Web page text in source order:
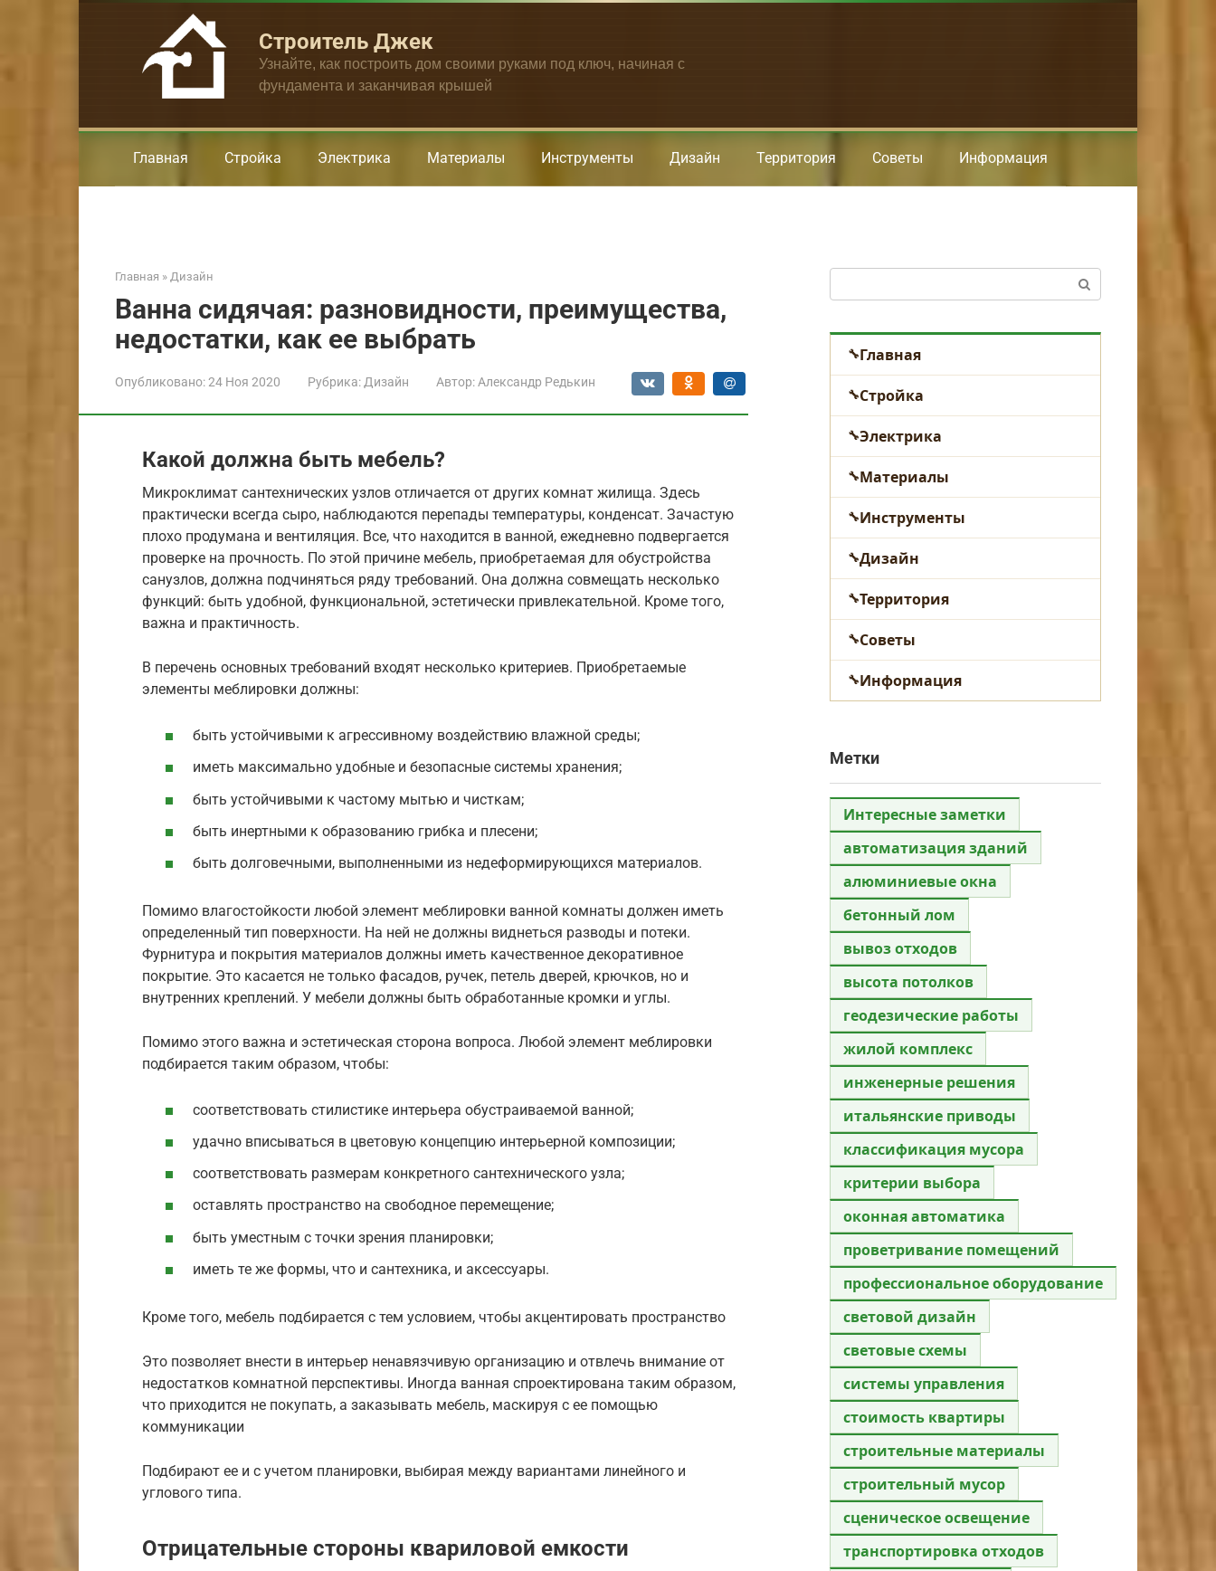
Строитель Джек
Узнайте, как построить дом своими руками под ключ, начиная с
фундамента и заканчивая крышей
Главная Стройка Электрика Материалы Инструменты Дизайн Территория Советы Информация
Главная » Дизайн
Ванна сидячая: разновидности, преимущества,
недостатки, как ее выбрать
Опубликовано:24 Ноя 2020 Рубрика: Дизайн Автор: Александр Редькин
Какой должна быть мебель?
Микроклимат сантехнических узлов отличается от других комнат жилища. Здесь
практически всегда сыро, наблюдаются перепады температуры, конденсат. Зачастую
плохо продумана и вентиляция. Все, что находится в ванной, ежедневно подвергается
проверке на прочность. По этой причине мебель, приобретаемая для обустройства
санузлов, должна подчиняться ряду требований. Она должна совмещать несколько
функций: быть удобной, функциональной, эстетически привлекательной. Кроме того,
важна и практичность.
В перечень основных требований входят несколько критериев. Приобретаемые
элементы меблировки должны:
быть устойчивыми к агрессивному воздействию влажной среды;
иметь максимально удобные и безопасные системы хранения;
быть устойчивыми к частому мытью и чисткам;
быть инертными к образованию грибка и плесени;
быть долговечными, выполненными из недеформирующихся материалов.
Помимо влагостойкости любой элемент меблировки ванной комнаты должен иметь
определенный тип поверхности. На ней не должны виднеться разводы и потеки.
Фурнитура и покрытия материалов должны иметь качественное декоративное
покрытие. Это касается не только фасадов, ручек, петель дверей, крючков, но и
внутренних креплений. У мебели должны быть обработанные кромки и углы.
Помимо этого важна и эстетическая сторона вопроса. Любой элемент меблировки
подбирается таким образом, чтобы:
соответствовать стилистике интерьера обустраиваемой ванной;
удачно вписываться в цветовую концепцию интерьерной композиции;
соответствовать размерам конкретного сантехнического узла;
оставлять пространство на свободное перемещение;
быть уместным с точки зрения планировки;
иметь те же формы, что и сантехника, и аксессуары.
Кроме того, мебель подбирается с тем условием, чтобы акцентировать пространство
Это позволяет внести в интерьер ненавязчивую организацию и отвлечь внимание от
недостатков комнатной перспективы. Иногда ванная спроектирована таким образом,
что приходится не покупать, а заказывать мебель, маскируя с ее помощью
коммуникации
Подбирают ее и с учетом планировки, выбирая между вариантами линейного и
углового типа.
Отрицательные стороны квариловой емкости
Главная
Стройка
Электрика
Материалы
Инструменты
Дизайн
Территория
Советы
Информация
Метки
Интересные заметки
автоматизация зданий
алюминиевые окна
бетонный лом
вывоз отходов
высота потолков
геодезические работы
жилой комплекс
инженерные решения
итальянские приводы
классификация мусора
критерии выбора
оконная автоматика
проветривание помещений
профессиональное оборудование
световой дизайн
световые схемы
системы управления
стоимость квартиры
строительные материалы
строительный мусор
сценическое освещение
транспортировка отходов